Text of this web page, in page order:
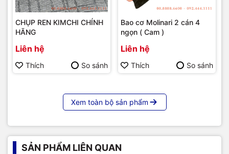
CHỤP REN KIMCHI CHÍNH
HÃNG
Liên hệ
Thích So sánh
Bao cơ Molinari 2 cán 4
ngọn ( Cam )
Liên hệ
Thích So sánh
Xem toàn bộ sản phẩm
SẢN PHẨM LIÊN QUAN